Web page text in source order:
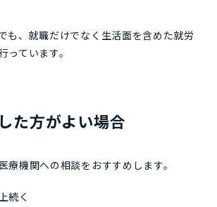
も、就職だけでなく生活面を含めた就労
っています。
た方がよい場合
療機関への相談をおすすめします。
続く